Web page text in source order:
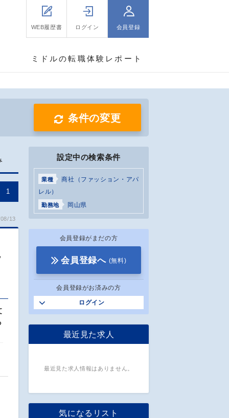
WEB履歴書 ログイン 会員登録
ミドルの転職体験レポート
条件の変更
1
13
設定中の検索条件
業種
商社（ファッション・アパ
レル）
勤務地 岡山県
会員登録がまだの方
会員登録へ (無料)
会員登録がお済みの方
ログイン
最近見た求人
最近見た求人情報はありません。
気になるリスト